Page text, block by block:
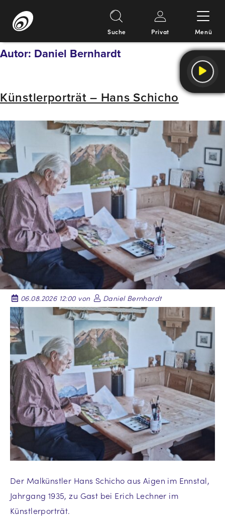
Springe
Suche Privat Menü
Autor: Daniel Bernhardt
Künstlerporträt – Hans Schicho
06.08.2026 12:00 von Daniel Bernhardt
Der Malkünstler Hans Schicho aus Aigen im Ennstal,
Jahrgang 1935, zu Gast bei Erich Lechner im
Künstlerporträt.